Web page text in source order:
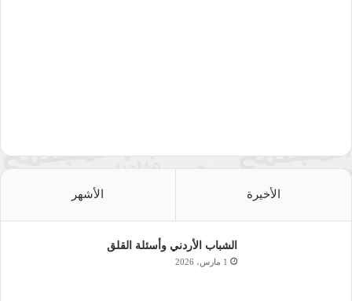
الأخيرة الأشهر
الشباب الأردني وأسئلة القلق
1 مارس، 2026